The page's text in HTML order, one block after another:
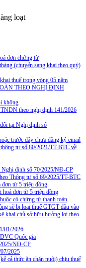
loạt
đơn chứng từ
(chuyển sang khai theo quý)
thuế trong vòng 05 năm
THEO NGHỊ ĐỊNH
không
theo nghị định 141/2026
tại Nghị định số
trước đây chưa đăng ký email
tư số 80/2021/TT-BTC về
Nghị định số 70/2025/NĐ-CP
Thông tư số 69/2025/TT-BTC
đơn từ 5 triệu đồng
hoá đơn từ 5 triệu đồng
có chứng từ thanh toán
sẽ bị loại thuế GTGT đầu vào
khai chủ sở hữu hưởng lợi theo
01/2026
Quốc gia
NĐ-CP
2025
cả thức ăn chăn nuôi) chịu thuế